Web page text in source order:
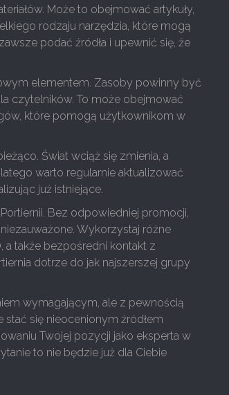
Może to obejmować artykuły,
rodzaju narzędzia, które mogą
podać źródła i upewnić się, że
elementem. Zasoby powinny być
czytelników. To może obejmować
które pomogą użytkownikom w
Świat wciąż się zmienia, a
warto regularnie aktualizować
już istniejące.
Bez odpowiedniej promocji,
Wykorzystaj różne
a także bezpośredni kontakt z
dotrze do jak najszerszej grupy
wymagającym, ale z pewnością
stać się nieocenionym źródłem
Twojej pozycji jako eksperta w
to nie będzie już dla Ciebie